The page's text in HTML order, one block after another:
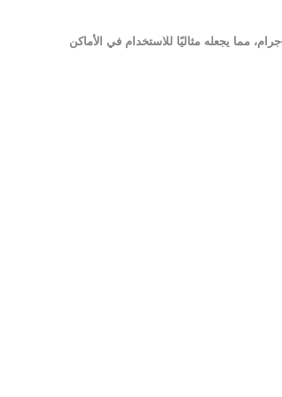
لوبنيد 25% حبيبات هو مبيد حشري فعال يحتوي على 25% من مادة ثياميثوكسام، تم تصميمه للقضاء على الذباب والحشرات الأخرى بفعالية وسرعة. يأتي في عبوة بوزن 40جرام، مما يجعله مثاليًا للاستخدام في الأماكن